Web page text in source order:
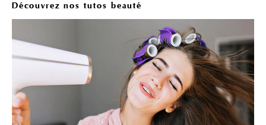
Découvrez nos tutos beauté